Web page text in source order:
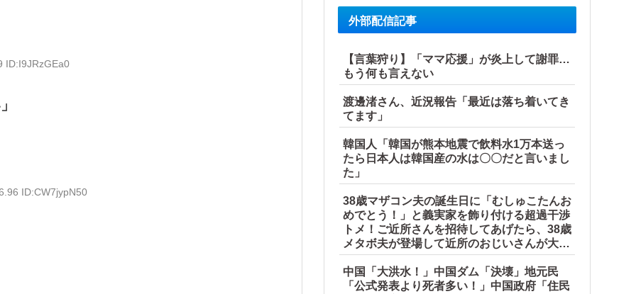
ID:I9JRzGEa0
ID:CW7jypN50
外部配信記事
【言葉狩り】「ママ応援」が炎上して謝罪…
もう何も言えない
渡邊渚さん、近況報告「最近は落ち着いてき
てます」
韓国人「韓国が熊本地震で飲料水1万本送っ
たら日本人は韓国産の水は〇〇だと言いまし
た」
38歳マザコン夫の誕生日に「むしゅこたんお
めでとう！」と義実家を飾り付ける超過干渉
トメ！ご近所さんを招待してあげたら、38歳
メタボ夫が登場して近所のおじいさんが大爆
発する事態に
中国「大洪水！」中国ダム「決壊」地元民
「公式発表より死者多い！」中国政府「住民